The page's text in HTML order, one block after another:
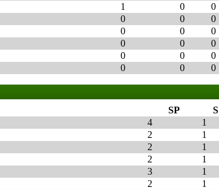
1 0 0
0 0 0
0 0 0
0 0 0
0 0 0
0 0 0
SP S
4 1
2 1
2 1
2 1
3 1
2 1